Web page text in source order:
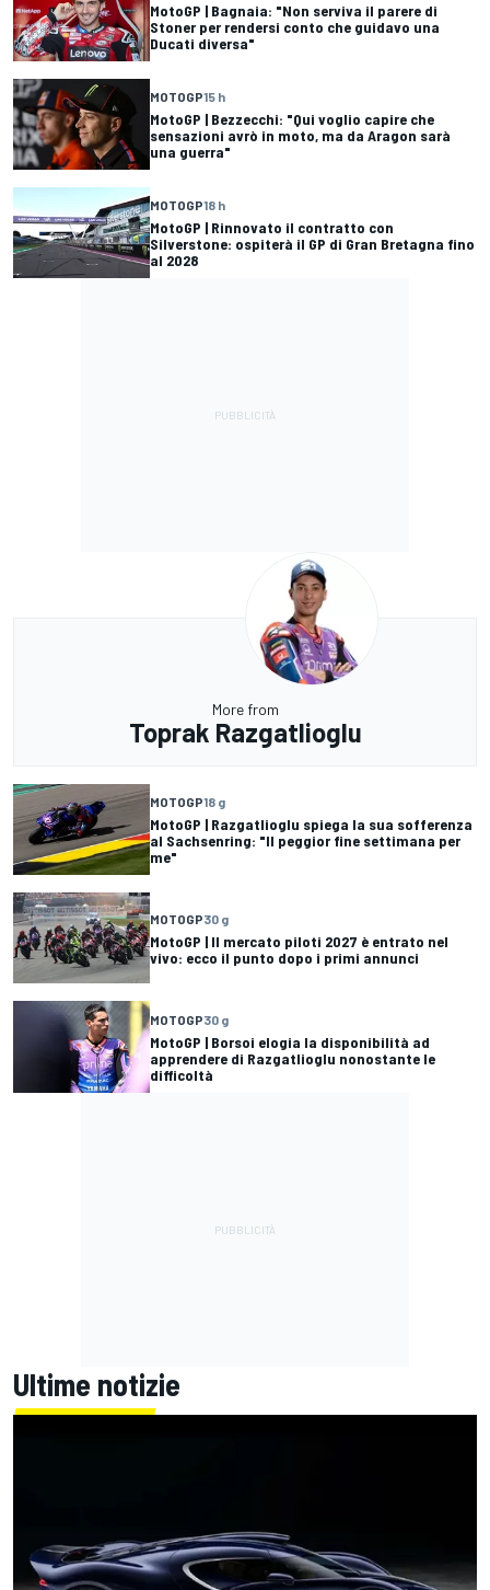
MotoGP | Bagnaia: "Non serviva il parere di
Stoner per rendersi conto che guidavo una
Ducati diversa"
MOTOGP15 h
MotoGP | Bezzecchi: "Qui voglio capire che
sensazioni avrò in moto, ma da Aragon sarà
una guerra"
MOTOGP18 h
MotoGP | Rinnovato il contratto con
Silverstone: ospiterà il GP di Gran Bretagna fino
al 2028
More from
Toprak Razgatlioglu
MOTOGP18 g
MotoGP | Razgatlioglu spiega la sua sofferenza
al Sachsenring: "Il peggior fine settimana per
me"
MOTOGP30 g
MotoGP | Il mercato piloti 2027 è entrato nel
vivo: ecco il punto dopo i primi annunci
MOTOGP30 g
MotoGP | Borsoi elogia la disponibilità ad
apprendere di Razgatlioglu nonostante le
difficoltà
Ultime notizie